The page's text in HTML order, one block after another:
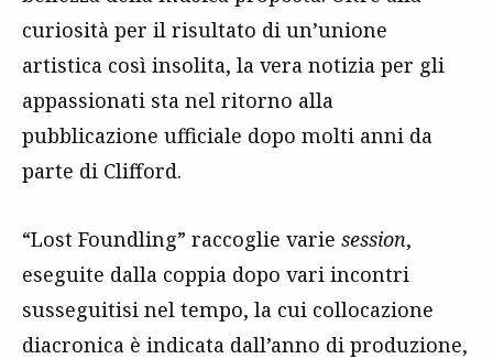
curiosità per il risultato di un’unione
artistica così insolita, la vera notizia per gli
appassionati sta nel ritorno alla
pubblicazione ufficiale dopo molti anni da
parte di Clifford.
“Lost Foundling” raccoglie varie session,
eseguite dalla coppia dopo vari incontri
susseguitisi nel tempo, la cui collocazione
diacronica è indicata dall’anno di produzione,